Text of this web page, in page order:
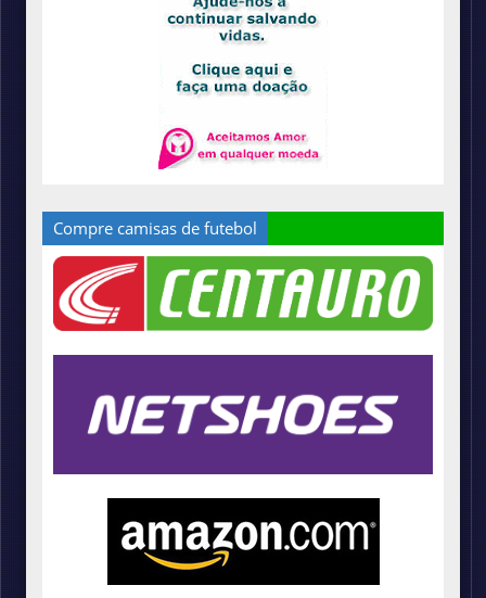
Compre camisas de futebol